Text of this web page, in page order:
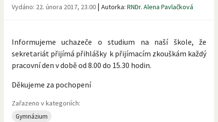
Vydáno: 22. února 2017, 23.00 | Autorka: RNDr. Alena Pavlačková
Informujeme uchazeče o studium na naší škole, že
sekretariát přijímá přihlášky k přijímacím zkouškám každý
pracovní den v době od 8.00 do 15.30 hodin.
Děkujeme za pochopení
Zařazeno v kategoriích:
Gymnázium